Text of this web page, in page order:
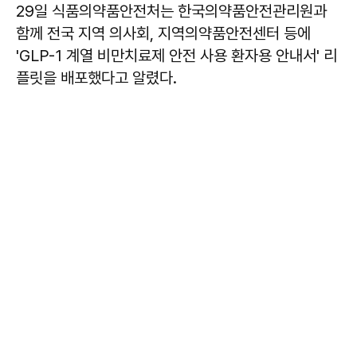
29일 식품의약품안전처는 한국의약품안전관리원과
함께 전국 지역 의사회, 지역의약품안전센터 등에
'GLP-1 계열 비만치료제 안전 사용 환자용 안내서' 리
플릿을 배포했다고 알렸다.